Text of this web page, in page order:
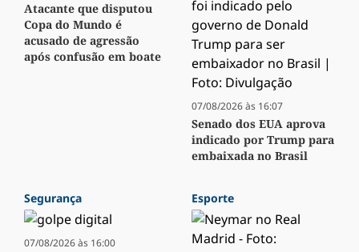
Atacante que disputou
Copa do Mundo é
acusado de agressão
após confusão em boate
07/08/2026 às 16:07
Senado dos EUA aprova
indicado por Trump para
embaixada no Brasil
Segurança
07/08/2026 às 16:00
Esporte